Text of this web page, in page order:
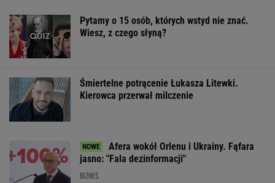
Pytamy o 15 osób, których wstyd nie znać.
Wiesz, z czego słyną?
Śmiertelne potrącenie Łukasza Litewki.
Kierowca przerwał milczenie
Afera wokół Orlenu i Ukrainy. Fąfara
jasno: "Fala dezinformacji"
BIZNES